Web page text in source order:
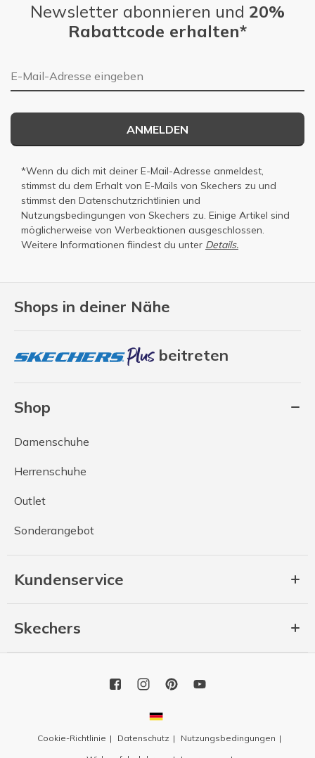
Shops in deiner Nähe
beitreten
Shop
Damenschuhe
Herrenschuhe
Outlet
Sonderangebot
Kundenservice
Skechers
Newsletter abonnieren und 20%
Rabattcode erhalten*
E-Mail-Adresse
ANMELDEN
*Wenn du dich mit deiner E-Mail-Adresse anmeldest,
stimmst du dem Erhalt von E-Mails von Skechers zu und
stimmst den Datenschutzrichtlinien und
Nutzungsbedingungen von Skechers zu. Einige Artikel sind
möglicherweise von Werbeaktionen ausgeschlossen.
Weitere Informationen fiindest du unter Details.
Cookie-Richtlinie Datenschutz
Nutzungsbedingungen